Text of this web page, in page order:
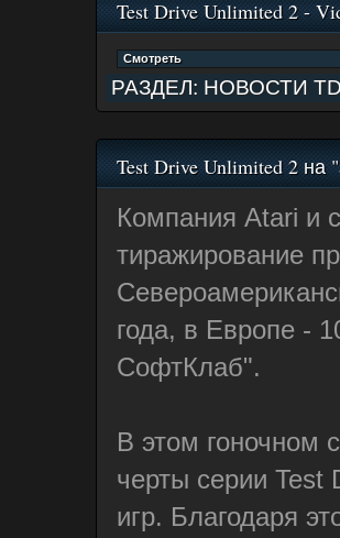
Test Drive Unlimited 2 -
РАЗДЕЛ: НОВОСТИ
Test Drive Unlimited 2 на
Компания Atari и
тиражирование
года, в Европе -
СофтКлаб".
В этом гоночном
черты серии Test
игр. Благодаря